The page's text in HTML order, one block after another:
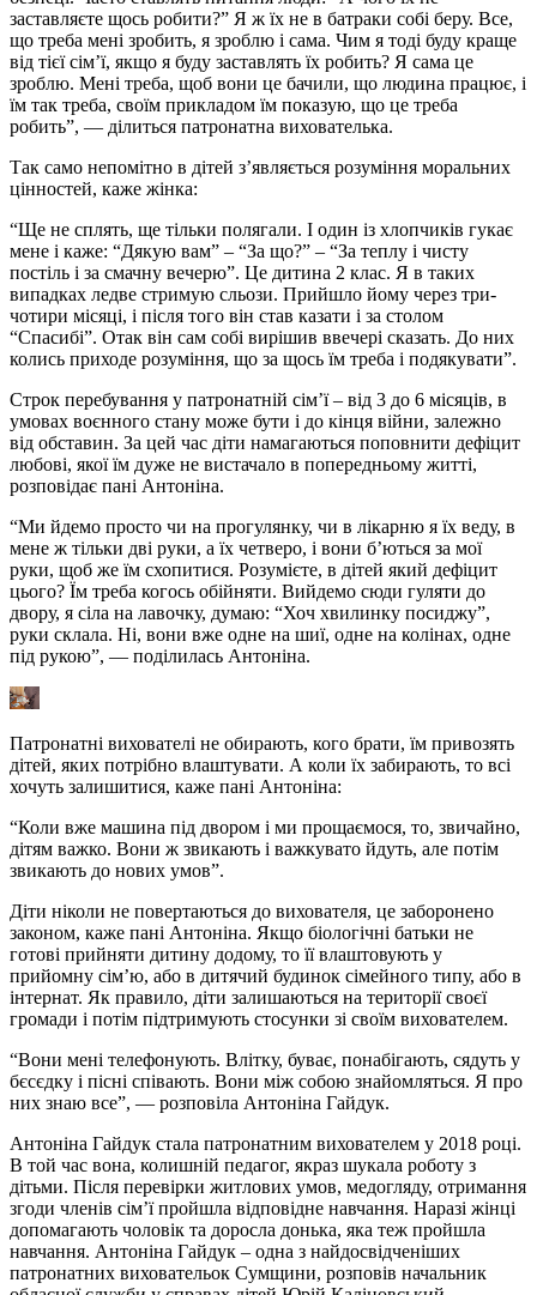
заставляєте щось робити?” Я ж їх не в батраки собі беру. Все,
що треба мені зробить, я зроблю і сама. Чим я тоді буду краще
від тієї сім’ї, якщо я буду заставлять їх робить? Я сама це
зроблю. Мені треба, щоб вони це бачили, що людина працює, і
їм так треба, своїм прикладом їм показую, що це треба
робить”, — ділиться патронатна вихователька.
Так само непомітно в дітей з’являється розуміння моральних
цінностей, каже жінка:
“Ще не сплять, ще тільки полягали. І один із хлопчиків гукає
мене і каже: “Дякую вам” – “За що?” – “За теплу і чисту
постіль і за смачну вечерю”. Це дитина 2 клас. Я в таких
випадках ледве стримую сльози. Прийшло йому через три-
чотири місяці, і після того він став казати і за столом
“Спасибі”. Отак він сам собі вирішив ввечері сказать. До них
колись приходе розуміння, що за щось їм треба і подякувати”.
Строк перебування у патронатній сім’ї – від 3 до 6 місяців, в
умовах воєнного стану може бути і до кінця війни, залежно
від обставин. За цей час діти намагаються поповнити дефіцит
любові, якої їм дуже не вистачало в попередньому житті,
розповідає пані Антоніна.
“Ми йдемо просто чи на прогулянку, чи в лікарню я їх веду, в
мене ж тільки дві руки, а їх четверо, і вони б’ються за мої
руки, щоб же їм схопитися. Розумієте, в дітей який дефіцит
цього? Їм треба когось обійняти. Вийдемо сюди гуляти до
двору, я сіла на лавочку, думаю: “Хоч хвилинку посиджу”,
руки склала. Ні, вони вже одне на шиї, одне на колінах, одне
під рукою”, — поділилась Антоніна.
Патронатні вихователі не обирають, кого брати, їм привозять
дітей, яких потрібно влаштувати. А коли їх забирають, то всі
хочуть залишитися, каже пані Антоніна:
“Коли вже машина під двором і ми прощаємося, то, звичайно,
дітям важко. Вони ж звикають і важкувато йдуть, але потім
звикають до нових умов”.
Діти ніколи не повертаються до вихователя, це заборонено
законом, каже пані Антоніна. Якщо біологічні батьки не
готові прийняти дитину додому, то її влаштовують у
прийомну сім’ю, або в дитячий будинок сімейного типу, або в
інтернат. Як правило, діти залишаються на території своєї
громади і потім підтримують стосунки зі своїм вихователем.
“Вони мені телефонують. Влітку, буває, понабігають, сядуть у
бєсєдку і пісні співають. Вони між собою знайомляться. Я про
них знаю все”, — розповіла Антоніна Гайдук.
Антоніна Гайдук стала патронатним вихователем у 2018 році.
В той час вона, колишній педагог, якраз шукала роботу з
дітьми. Після перевірки житлових умов, медогляду, отримання
згоди членів сім’ї пройшла відповідне навчання. Наразі жінці
допомагають чоловік та доросла донька, яка теж пройшла
навчання. Антоніна Гайдук – одна з найдосвідченіших
патронатних виховательок Сумщини, розповів начальник